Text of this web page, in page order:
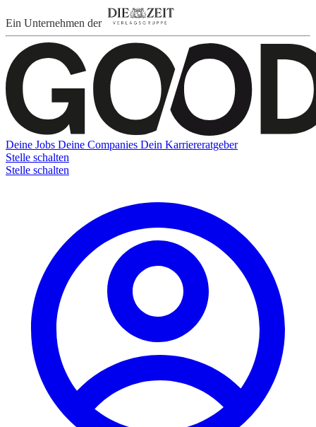
Ein Unternehmen der
Deine Jobs Deine Companies Dein Karriereratgeber
Stelle schalten
Stelle schalten